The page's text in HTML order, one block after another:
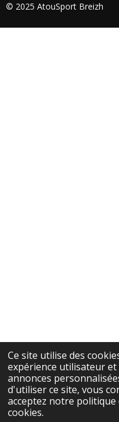
Ce site utilise des
expérience utilisateur
annonces
d'utiliser ce site, vous
acceptez notre politique
cookies.
© 2025 AtouSport Breizh